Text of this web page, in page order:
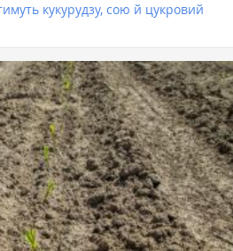
кукурудзу, сою й цукровий